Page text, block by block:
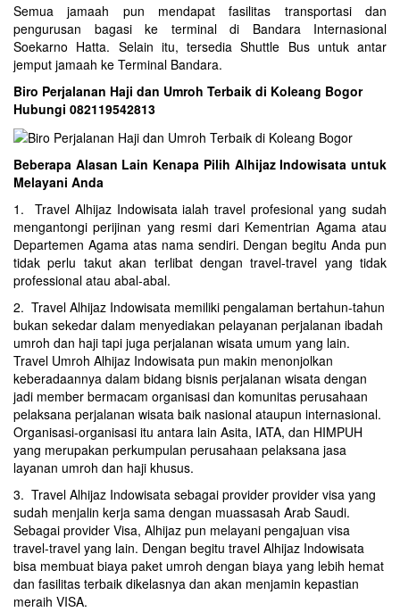
Semua jamaah pun mendapat fasilitas transportasi dan
pengurusan bagasi ke terminal di Bandara Internasional
Soekarno Hatta. Selain itu, tersedia Shuttle Bus untuk antar
jemput jamaah ke Terminal Bandara.
Biro Perjalanan Haji dan Umroh Terbaik di Koleang Bogor
Hubungi 082119542813
Beberapa Alasan Lain Kenapa Pilih Alhijaz Indowisata untuk
Melayani Anda
1. Travel Alhijaz Indowisata ialah travel profesional yang sudah
mengantongi perijinan yang resmi dari Kementrian Agama atau
Departemen Agama atas nama sendiri. Dengan begitu Anda pun
tidak perlu takut akan terlibat dengan travel-travel yang tidak
professional atau abal-abal.
2. Travel Alhijaz Indowisata memiliki pengalaman bertahun-tahun
bukan sekedar dalam menyediakan pelayanan perjalanan ibadah
umroh dan haji tapi juga perjalanan wisata umum yang lain.
Travel Umroh Alhijaz Indowisata pun makin menonjolkan
keberadaannya dalam bidang bisnis perjalanan wisata dengan
jadi member bermacam organisasi dan komunitas perusahaan
pelaksana perjalanan wisata baik nasional ataupun internasional.
Organisasi-organisasi itu antara lain Asita, IATA, dan HIMPUH
yang merupakan perkumpulan perusahaan pelaksana jasa
layanan umroh dan haji khusus.
3. Travel Alhijaz Indowisata sebagai provider provider visa yang
sudah menjalin kerja sama dengan muassasah Arab Saudi.
Sebagai provider Visa, Alhijaz pun melayani pengajuan visa
travel-travel yang lain. Dengan begitu travel Alhijaz Indowisata
bisa membuat biaya paket umroh dengan biaya yang lebih hemat
dan fasilitas terbaik dikelasnya dan akan menjamin kepastian
meraih VISA.